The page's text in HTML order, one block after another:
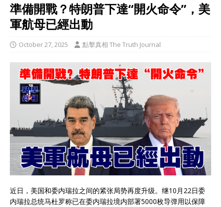
準備開戰？特朗普下達“開火命令”，美
軍航母已經出動
October 27, 2025 點擊真相 The Truth Journal
近日，美国和委内瑞拉之间的紧张局势再度升级。继10月22日委
内瑞拉总统马杜罗称已在委内瑞拉境内部署5000枚导弹用以保障